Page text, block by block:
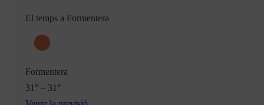
El temps a Formentera
Formentera
31° – 31°